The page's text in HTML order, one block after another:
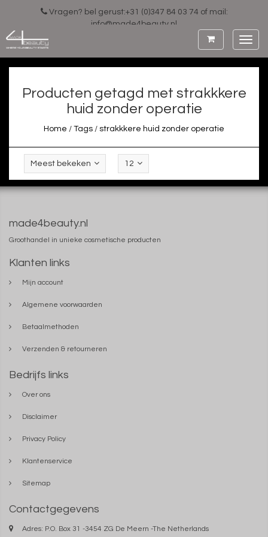
Vragen? bel gerust:+31 (0)347 84 03 74 of mail:
info@made4beauty.nl
Producten getagd met strakkkere
huid zonder operatie
Home / Tags / strakkkere huid zonder operatie
Meest bekeken 12
made4beauty.nl
Groothandel in unieke cosmetische producten
Klanten links
Mijn account
Algemene voorwaarden
Betaalmethoden
Verzenden & retourneren
Bedrijfs links
Over ons
Disclaimer
Privacy Policy
Klantenservice
Sitemap
Contactgegevens
Adres: P.O. Box 31 -3454 ZG De Meern -The Netherlands